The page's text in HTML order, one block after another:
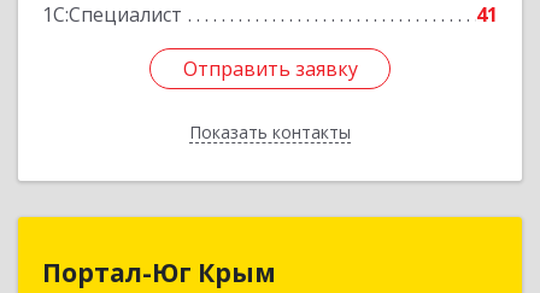
1С:Специалист
41
Отправить заявку
Показать контакты
Отправить заявку
Назад
Портал-Юг Крым